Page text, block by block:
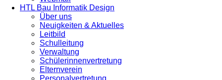
HTL Bau Informatik Design
Über uns
Neuigkeiten & Aktuelles
Leitbild
Schulleitung
Verwaltung
Schülerinnenvertretung
Elternverein
Personalvertretung